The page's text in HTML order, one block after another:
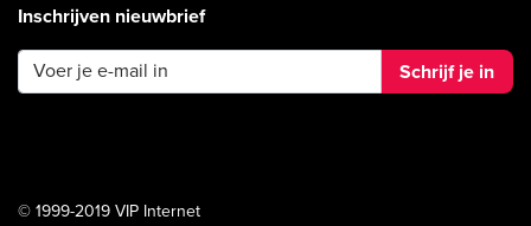
Inschrijven nieuwbrief
Schrijf je in
© 1999-2019 VIP Internet